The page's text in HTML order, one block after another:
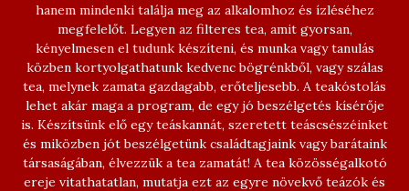
hanem mindenki találja meg az alkalomhoz és ízléséhez
megfelelőt. Legyen az filteres tea, amit gyorsan,
kényelmesen el tudunk készíteni, és munka vagy tanulás
közben kortyolgathatunk kedvenc bögrénkből, vagy szálas
tea, melynek zamata gazdagabb, erőteljesebb. A teakóstolás
lehet akár maga a program, de egy jó beszélgetés kísérője
is. Készítsünk elő egy teáskannát, szeretett teáscsészéinket
és miközben jót beszélgetünk családtagjaink vagy barátaink
társaságában, élvezzük a tea zamatát! A tea közösségalkotó
ereje vitathatatlan, mutatja ezt az egyre növekvő teázók és